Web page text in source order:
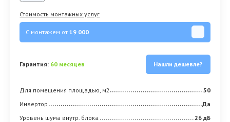
Стоимость монтажных услуг
С монтажем от19 000
Гарантия: 60 месяцев Нашли дешевле?
Для помещения площадью, м2
50
Инвертор
Да
Уровень шума внутр. блока
26 дБ